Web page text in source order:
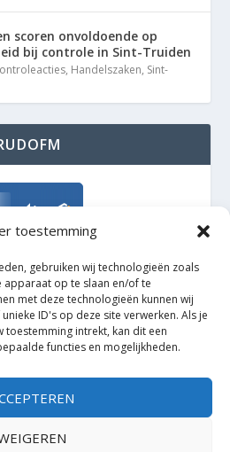
toestemming
gebruiken wij technologieën zoals
op te slaan en/of te
met deze technologieën kunnen wij
ID's op deze site verwerken. Als je
toestemming intrekt, kan dit een
functies en mogelijkheden.
scoren onvoldoende op
bij controle in Sint-Truiden
, Handelszaken, Sint-
TrudoFM